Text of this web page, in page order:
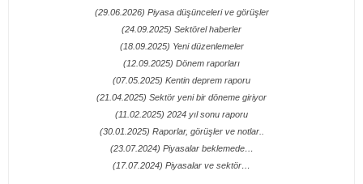
(29.06.2026) Piyasa düşünceleri ve görüşler
(24.09.2025) Sektörel haberler
(18.09.2025) Yeni düzenlemeler
(12.09.2025) Dönem raporları
(07.05.2025) Kentin deprem raporu
(21.04.2025) Sektör yeni bir döneme giriyor
(11.02.2025) 2024 yıl sonu raporu
(30.01.2025) Raporlar, görüşler ve notlar..
(23.07.2024) Piyasalar beklemede…
(17.07.2024) Piyasalar ve sektör…